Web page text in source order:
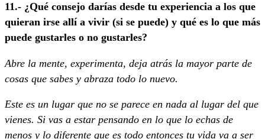
11.- ¿Qué consejo darías desde tu experiencia a los que
quieran irse allí a vivir (si se puede) y qué es lo que más
puede gustarles o no gustarles?
Abre la mente, experimenta, deja atrás la mayor parte de
cosas que sabes y abraza todo lo nuevo.
Este es un lugar que no se parece en nada al lugar del que
vienes. Si vas a estar pensando en lo que lo echas de
menos y lo diferente que es todo entonces tu vida va a ser